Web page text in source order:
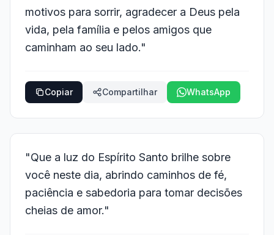
motivos para sorrir, agradecer a Deus pela
vida, pela família e pelos amigos que
caminham ao seu lado."
Copiar Compartilhar WhatsApp
"Que a luz do Espírito Santo brilhe sobre
você neste dia, abrindo caminhos de fé,
paciência e sabedoria para tomar decisões
cheias de amor."